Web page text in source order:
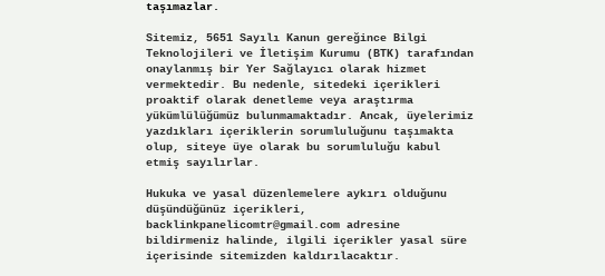
taşımazlar.
Sitemiz, 5651 Sayılı Kanun gereğince Bilgi
Teknolojileri ve İletişim Kurumu (BTK) tarafından
onaylanmış bir Yer Sağlayıcı olarak hizmet
vermektedir. Bu nedenle, sitedeki içerikleri
proaktif olarak denetleme veya araştırma
yükümlülüğümüz bulunmamaktadır. Ancak, üyelerimiz
yazdıkları içeriklerin sorumluluğunu taşımakta
olup, siteye üye olarak bu sorumluluğu kabul
etmiş sayılırlar.
Hukuka ve yasal düzenlemelere aykırı olduğunu
düşündüğünüz içerikleri,
backlinkpanelicomtr@gmail.comadresine
bildirmeniz halinde, ilgili içerikler yasal süre
içerisinde sitemizden kaldırılacaktır.